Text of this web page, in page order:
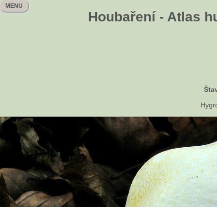
Houbaření - Atlas
MENU